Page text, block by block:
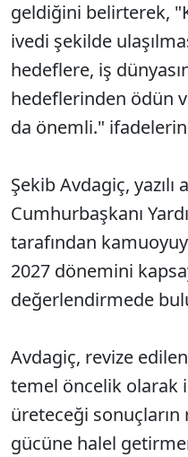
geldiğini belirterek,
ivedi şekilde
hedeflere, iş
hedeflerinden ödün
da önemli."
Şekib Avdagiç, yazılı
Cumhurbaşkanı
tarafından
2027 dönemini
değerlendirmede
Avdagiç, revize
temel öncelik olarak
üreteceği sonuçların
gücüne halel